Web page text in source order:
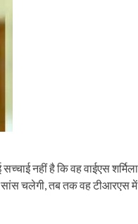
नहीं है कि वह वाईएस शर्मिला
सांस चलेगी, तब तक वह टीआरएस में